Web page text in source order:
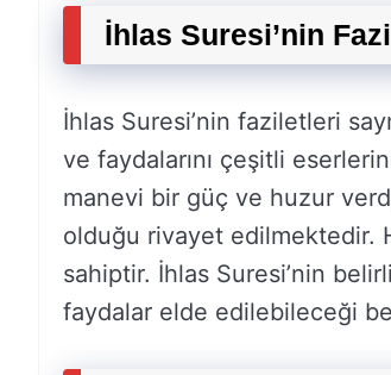
İhlas Suresi’nin
İhlas Suresi’nin faziletleri
ve faydalarını çeşitli
manevi bir güç ve huzur
olduğu rivayet edilmektedir.
sahiptir. İhlas Suresi’nin
faydalar elde edilebileceği